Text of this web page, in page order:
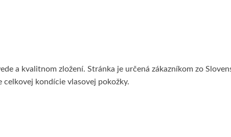
a kvalitnom zložení. Stránka je určená zákazníkom zo
celkovej kondície vlasovej pokožky.